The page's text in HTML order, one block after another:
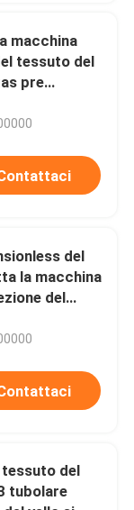
macchina
tessuto del
pre
del
la macchina
del
del
del
tubolare